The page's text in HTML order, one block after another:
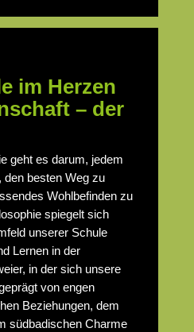
im Herzen
– der
geht es darum, jedem
den besten Weg zu
Wohlbefinden zu
spiegelt sich
unserer Schule
Lernen in der
in der sich unsere
von engen
Beziehungen, dem
südbadischen Charme